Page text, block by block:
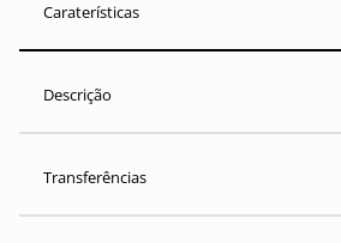
Caraterísticas
Descrição
Transferências